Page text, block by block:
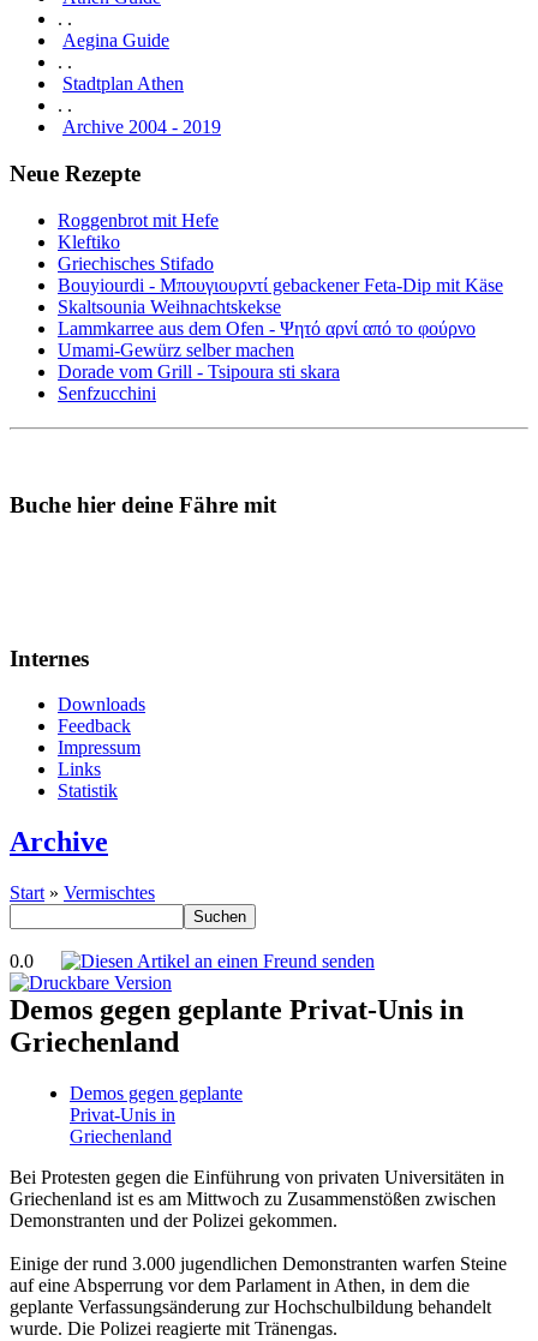
. .
Aegina Guide
. .
Stadtplan Athen
. .
Archive 2004 - 2019
Neue Rezepte
Roggenbrot mit Hefe
Kleftiko
Griechisches Stifado
Bouyiourdi - Μπουγιουρντί gebackener Feta-Dip mit Käse
Skaltsounia Weihnachtskekse
Lammkarree aus dem Ofen - Ψητό αρνί από το φούρνο
Umami-Gewürz selber machen
Dorade vom Grill - Tsipoura sti skara
Senfzucchini
Buche hier deine Fähre mit
Internes
Downloads
Feedback
Impressum
Links
Statistik
Archive
Start » Vermischtes
0.0
Demos gegen geplante Privat-Unis in
Griechenland
Demos gegen geplante
Privat-Unis in
Griechenland
Bei Protesten gegen die Einführung von privaten Universitäten in
Griechenland ist es am Mittwoch zu Zusammenstößen zwischen
Demonstranten und der Polizei gekommen.
Einige der rund 3.000 jugendlichen Demonstranten warfen Steine
auf eine Absperrung vor dem Parlament in Athen, in dem die
geplante Verfassungsänderung zur Hochschulbildung behandelt
wurde. Die Polizei reagierte mit Tränengas.